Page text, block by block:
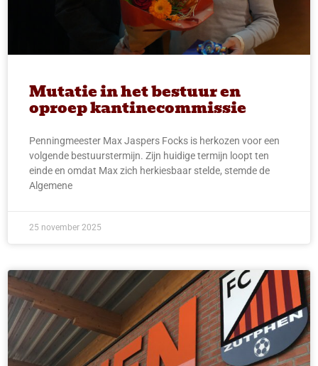
Mutatie in het bestuur en
oproep kantinecommissie
Penningmeester Max Jaspers Focks is herkozen voor een
volgende bestuurstermijn. Zijn huidige termijn loopt ten
einde en omdat Max zich herkiesbaar stelde, stemde de
Algemene
25 november 2025